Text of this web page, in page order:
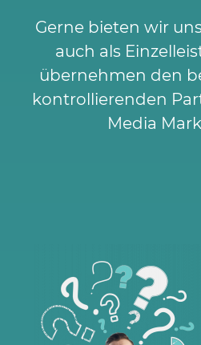
Gerne bieten wir
auch als
übernehmen den
kontrollierenden
Media